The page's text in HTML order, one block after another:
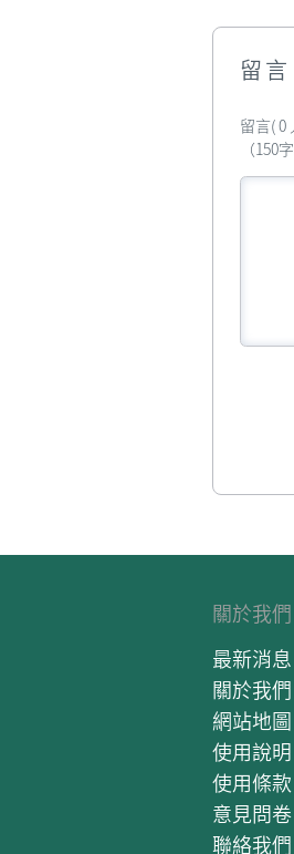
留言
留言( 0
（150
關於我們
最新消息
關於我們
網站地圖
使用說明
使用條款
意見問卷
聯絡我們